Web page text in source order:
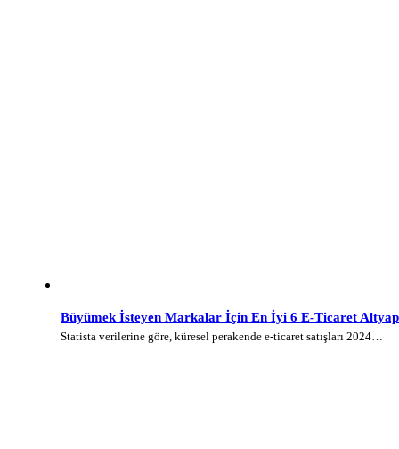
Büyümek İsteyen Markalar İçin En İyi 6 E-Ticaret
Statista verilerine göre, küresel perakende e-ticaret satışları 2024…